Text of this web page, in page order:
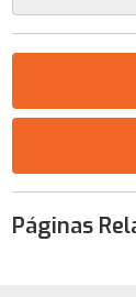
Páginas